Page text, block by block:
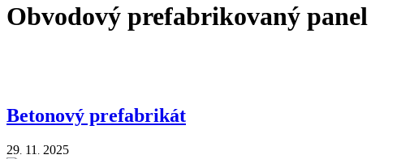
Obvodový prefabrikovaný panel
Betonový prefabrikát
29. 11 . 2025